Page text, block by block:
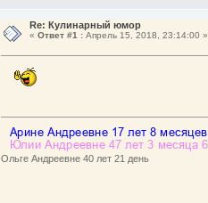
Re: Кулинарный юмор
« Ответ #1 :Апрель 15, 2018, 23:14:00 »
Ольге Андреевне 40 лет 21 день